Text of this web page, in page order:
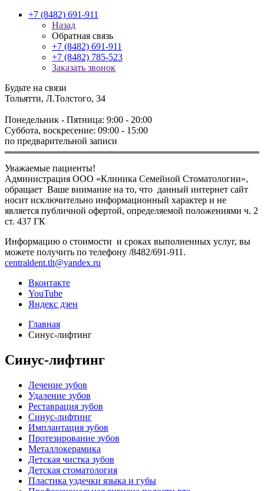
+7 (8482) 691-911
Назад
Обратная связь
+7 (8482) 691-911
+7 (8482) 785-523
Заказать звонок
Будьте на связи
Тольятти, Л.Толстого, 34
Понедельник - Пятница: 9:00 - 20:00
Суббота, воскресение: 09:00 - 15:00
по предварительной записи
Уважаемые пациенты!
Администрация ООО «Клиника Семейной Стоматологии»,
обращает Ваше внимание на то, что данный интернет сайт
носит исключительно информационный характер и не
является публичной офертой, определяемой положениями ч. 2
ст. 437 ГК
Информацию о стоимости и сроках выполненных услуг, вы
можете получить по телефону /8482/691-911.
centraldent.tlt@yandex.ru
Вконтакте
YouTube
Яндекс дзен
Главная
Синус-лифтинг
Синус-лифтинг
Лечение зубов
Удаление зубов
Реставрация зубов
Синус-лифтинг
Имплантация зубов
Протезирование зубов
Металлокерамика
Детская чистка зубов
Детская стоматология
Пластика уздечки языка и губы